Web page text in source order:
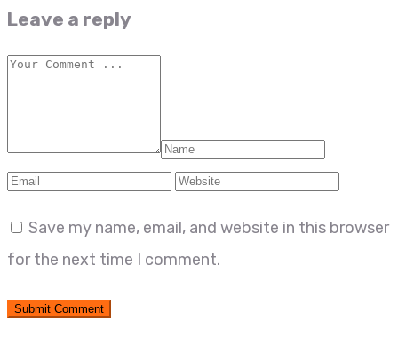
Leave a reply
Save my name, email, and website in this browser
for the next time I comment.